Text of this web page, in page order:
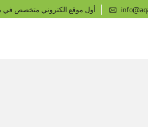
أول موقع الكتروني متخصص في